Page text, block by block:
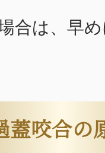
合は、早
蓋咬合の